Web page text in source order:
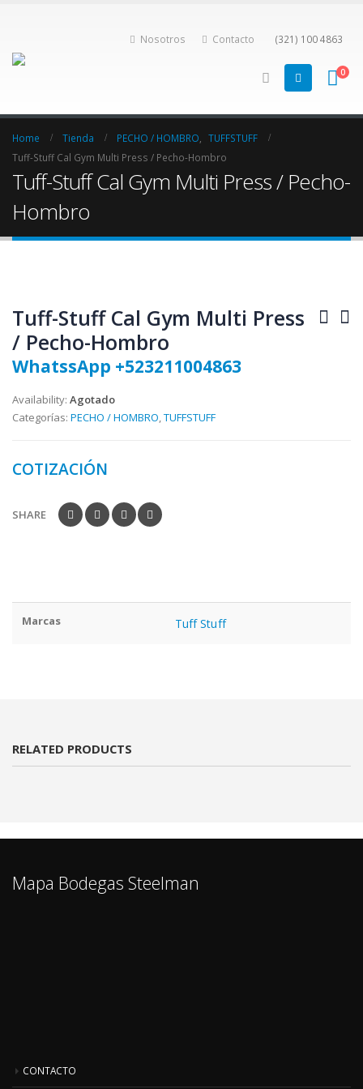
Nosotros Contacto (321) 100 4863
0
Home Tienda PECHO / HOMBRO
TUFFSTUFF
Tuff-Stuff Cal Gym Multi Press / Pecho-Hombro
Tuff-Stuff Cal Gym Multi Press / Pecho-
Hombro
Tuff-Stuff Cal Gym Multi Press
/ Pecho-Hombro
WhatssApp +523211004863
Availability: Agotado
Categorías: PECHO / HOMBRO,TUFFSTUFF
COTIZACIÓN
SHARE
Marcas Tuff Stuff
RELATED PRODUCTS
Mapa Bodegas Steelman
CONTACTO